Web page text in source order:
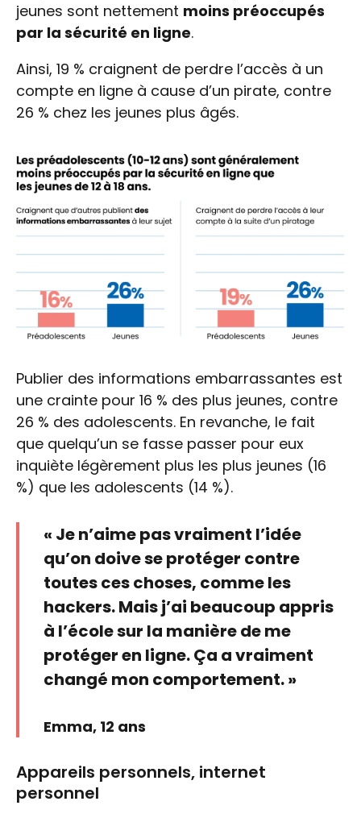
jeunes sont nettement moins préoccupés
par la sécurité en ligne.
Ainsi, 19 % craignent de perdre l’accès à un
compte en ligne à cause d’un pirate, contre
26 % chez les jeunes plus âgés.
Publier des informations embarrassantes est
une crainte pour 16 % des plus jeunes, contre
26 % des adolescents. En revanche, le fait
que quelqu’un se fasse passer pour eux
inquiète légèrement plus les plus jeunes (16
%) que les adolescents (14 %).
« Je n’aime pas vraiment l’idée
qu’on doive se protéger contre
toutes ces choses, comme les
hackers. Mais j’ai beaucoup appris
à l’école sur la manière de me
protéger en ligne. Ça a vraiment
changé mon comportement. »
Emma, 12 ans
Appareils personnels, internet
personnel